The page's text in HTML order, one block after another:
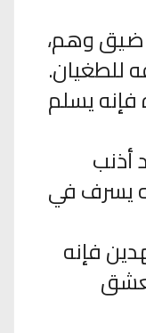
ضيق وهم،
للطغيان.
يسلم
أذنب
يسرف في
فإنه